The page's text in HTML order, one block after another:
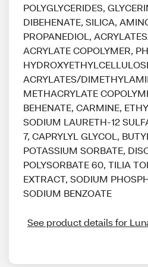
POLYGLYCERIDES,
DIBEHENATE, SILICA,
PROPANEDIOL,
ACRYLATE COPOLYMER,
ACRYLATES/
METHACRYLATE
BEHENATE, CARMINE,
SODIUM LAURETH-12
7, CAPRYLYL GLYCOL,
POTASSIUM SORBATE,
POLYSORBATE 60, TILIA
EXTRACT, SODIUM
SODIUM BENZOATE
See product details for